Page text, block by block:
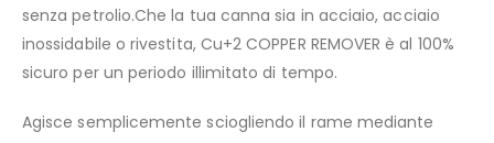
senza petrolio.Che la tua canna sia in acciaio, acciaio
inossidabile o rivestita, Cu+2 COPPER REMOVER è al 100%
sicuro per un periodo illimitato di tempo.
Agisce semplicemente sciogliendo il rame mediante